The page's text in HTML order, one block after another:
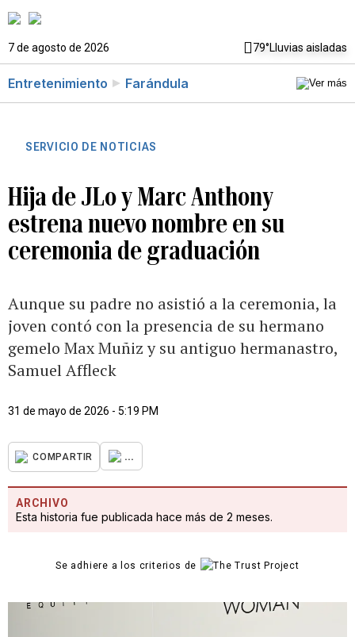
7 de agosto de 2026 79°Lluvias aisladas
Entretenimiento Farándula
SERVICIO DE NOTICIAS
Hija de JLo y Marc Anthony
estrena nuevo nombre en su
ceremonia de graduación
​Aunque su padre no asistió a la ceremonia, la
joven contó con la presencia de su hermano
gemelo Max Muñiz y su antiguo hermanastro,
Samuel Affleck
31 de mayo de 2026 - 5:19 PM
COMPARTIR ...
ARCHIVO
Esta historia fue publicada hace más de 2 meses.
Se adhiere a los criterios de